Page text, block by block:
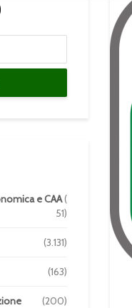
e CAA(
51)
(3.131)
(163)
(200)